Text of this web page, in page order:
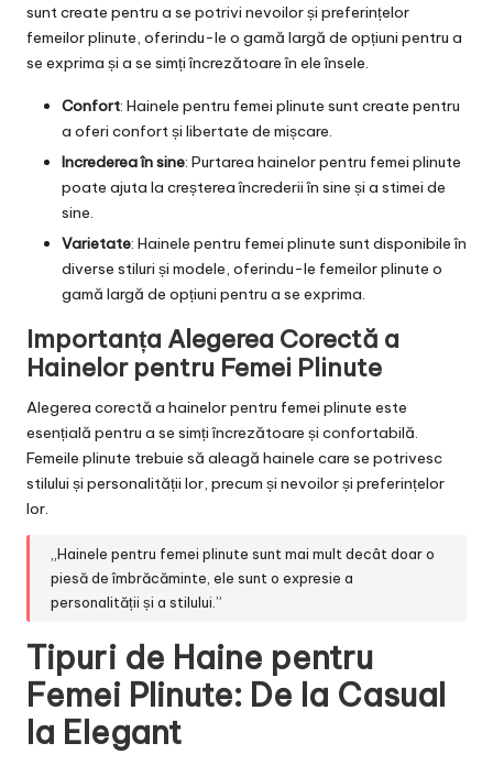
sunt create pentru a se potrivi nevoilor și preferințelor
femeilor plinute, oferindu-le o gamă largă de opțiuni pentru a
se exprima și a se simți încrezătoare în ele însele.
Confort: Hainele pentru femei plinute sunt create pentru
a oferi confort și libertate de mișcare.
Increderea în sine: Purtarea hainelor pentru femei plinute
poate ajuta la creșterea încrederii în sine și a stimei de
sine.
Varietate: Hainele pentru femei plinute sunt disponibile în
diverse stiluri și modele, oferindu-le femeilor plinute o
gamă largă de opțiuni pentru a se exprima.
Importanța Alegerea Corectă a
Hainelor pentru Femei Plinute
Alegerea corectă a hainelor pentru femei plinute este
esențială pentru a se simți încrezătoare și confortabilă.
Femeile plinute trebuie să aleagă hainele care se potrivesc
stilului și personalității lor, precum și nevoilor și preferințelor
lor.
„Hainele pentru femei plinute sunt mai mult decât doar o
piesă de îmbrăcăminte, ele sunt o expresie a
personalității și a stilului.”
Tipuri de Haine pentru
Femei Plinute: De la Casual
la Elegant